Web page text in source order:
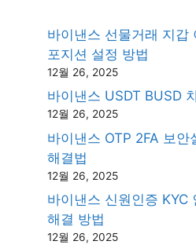
바이낸스 선물거래 지갑
포지션 설정 방법
12월 26, 2025
바이낸스 USDT BUSD
12월 26, 2025
바이낸스 OTP 2FA 보안
해결법
12월 26, 2025
바이낸스 신원인증 KYC
해결 방법
12월 26, 2025